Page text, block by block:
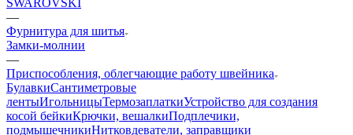
—
Фурнитура для шитья
Замки-молнии
—
Приспособления, облегчающие работу швейника
БулавкиСантиметровые
лентыИгольницыТермозаплаткиУстройство для создания
косой бейкиКрючки, вешалкиПодплечики,
подмышечникиНитковдеватели, заправщики